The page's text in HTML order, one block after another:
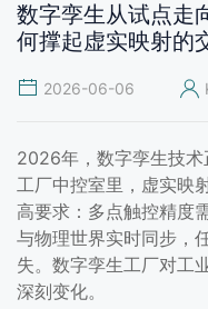
数字孪生从试点走
何撑起虚实映射的
2026-06-06
2026年，数字孪生技
工厂中控室里，虚实映
高要求：多点触控精度
与物理世界实时同步，
失。数字孪生工厂对工
深刻变化。